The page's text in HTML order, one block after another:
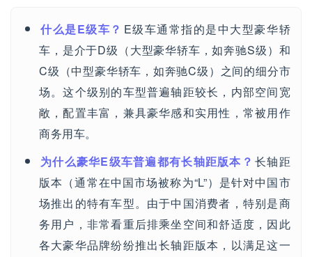
什么是E级车？ E级车通常指的是中大型豪华轿
车，是介于D级（大型豪华轿车，如奔驰S级）和
C级（中型豪华轿车，如奔驰C级）之间的细分市
场。这个级别的车型普遍轴距较长，内部空间宽
敞，配置丰富，兼具豪华感和实用性，常被用作
商务用车。
为什么豪华E级车普遍都有长轴距版本？ 长轴距
版本（通常在中国市场被称为“L”）是针对中国市
场推出的特有车型。由于中国消费者，特别是商
务用户，非常看重后排乘坐空间和舒适度，因此
各大豪华品牌纷纷推出长轴距版本，以满足这一